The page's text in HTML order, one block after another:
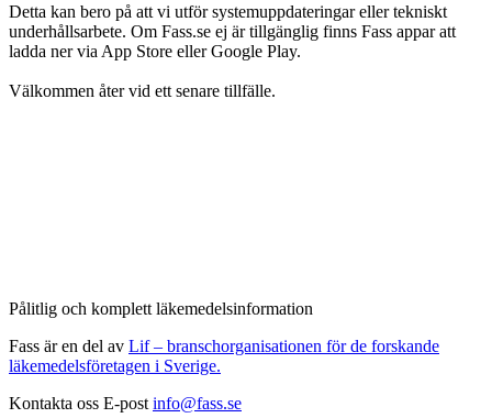
Detta kan bero på att vi utför systemuppdateringar eller tekniskt
underhållsarbete. Om Fass.se ej är tillgänglig finns Fass appar att
ladda ner via App Store eller Google Play.
Välkommen åter vid ett senare tillfälle.
Pålitlig och komplett läkemedelsinformation
Fass är en del av Lif – branschorganisationen för de forskande
läkemedelsföretagen i Sverige.
Kontakta oss E-post info@fass.se